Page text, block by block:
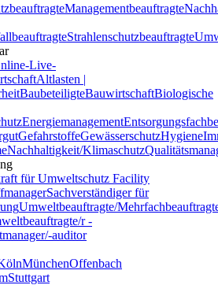
Managementbeauftragte
Strahlenschutzbeauftragte
Live-
Altlasten |
BaubeteiligteBauwirtschaftBiologische
Energiemanagement
GefahrstoffeGewässerschutzHygiene
Nachhaltigkeit/Klimaschutz
für Umweltschutz Facility
Sachverständiger für
Umweltbeauftragte/
r -
auditor
MünchenOffenbach
Stuttgart